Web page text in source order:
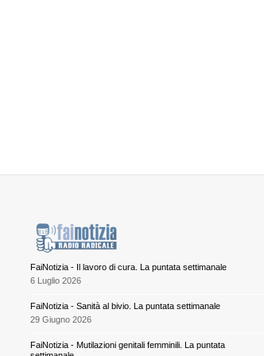
FaiNotizia - Il lavoro di cura. La puntata settimanale
6 Luglio 2026
FaiNotizia - Sanità al bivio. La puntata settimanale
29 Giugno 2026
FaiNotizia - Mutilazioni genitali femminili. La puntata